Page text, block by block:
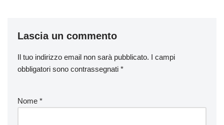
Lascia un commento
Il tuo indirizzo email non sarà pubblicato. I campi
obbligatori sono contrassegnati *
Nome *